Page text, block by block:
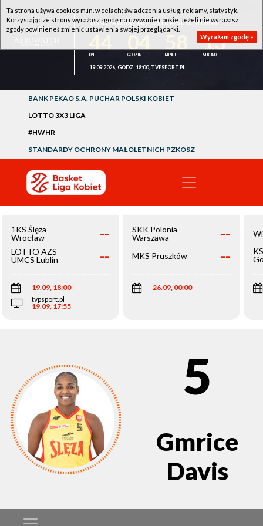
1KS ŚLĘZA WROCŁAW - LOTTO AZS UMCS LUBLIN
13
19.09.2026, GODZ. 18:00, TVPSPORT.PL
BANK PEKAO S.A. PUCHAR POLSKI KOBIET
LOTTO 3X3 LIGA
#HWHR
STANDARDY OCHRONY MAŁOLETNICH PZKOSZ
1KS Ślęza
Wrocław
--
LOTTO AZS
UMCS Lublin
--
19.09, 18:00
tvpsport.pl
19.09, 17:55
SKK Polonia
Warszawa
--
MKS Pruszków --
26.09, 00:00
5
Gmrice
Davis
Ta strona używa cookies m.in. w celach: świadczenia usług, reklamy, statystyk.
Korzystając ze strony wyrażasz zgodę na używanie cookie. Jeżeli nie wyrażasz
zgody powinieneś zmienić ustawienia swojej przeglądarki.
Wyrażam zgodę »